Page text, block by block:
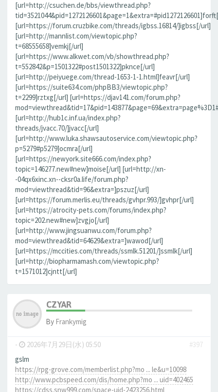
[url=http://csuchen.de/bbs/viewthread.php?
[url=https://forum.cruzbike.com/threads/igbss.16814/]igbss[/url]
[url=http://mannlist.com/viewtopic.php?
t=68555658]vemkj[/url]
[url=https://www.alkwet.com/vb/showthread.php?
t=552842&p=1501322#post1501322]pknce[/url]
[url=http://peiyuege.com/thread-1653-1-1.html]feavr[/url]
[url=https://suite634.com/phpBB3/viewtopic.php?
t=2299]rztxg[/url] [url=https://djav141.com/forum.php?
[url=http://hub1c.inf.ua/index.php?
threads/jvacc.70/]jvacc[/url]
[url=http://www.luka.shawsautoservice.com/viewtopic.php?
p=5279#p5279]ocmra[/url]
[url=https://newyork.site666.com/index.php?
topic=146277.new#new]moise[/url] [url=http://xn-
-04qx6xinc.xn--cksr0a.life/forum.php?
mod=viewthread&tid=96&extra=]pszuz[/url]
[url=https://forum.merlis.eu/threads/gvhpr.993/]gvhpr[/url]
[url=https://atrocity-pets.com/forums/index.php?
topic=202.new#new]zvgjo[/url]
[url=http://www.jingsuanwu.com/forum.php?
mod=viewthread&tid=64629&extra=]wawod[/url]
[url=https://mccities.com/threads/ssmlk.51201/]ssmlk[/url]
[url=http://biopharmamash.com/viewtopic.php?
t=1571012]cjntt[/url]
CZYAR
By Frankymig
- 2026年7月29日(水) 05:50
#397
gslm
https://rpg-grove.com/memberlist.php?mo ... le&u=10098
http://www.pcbspeed.com/dis/home.php?mo ... uid=402465
https://cdss.snw999.com/space-uid-2423256.html